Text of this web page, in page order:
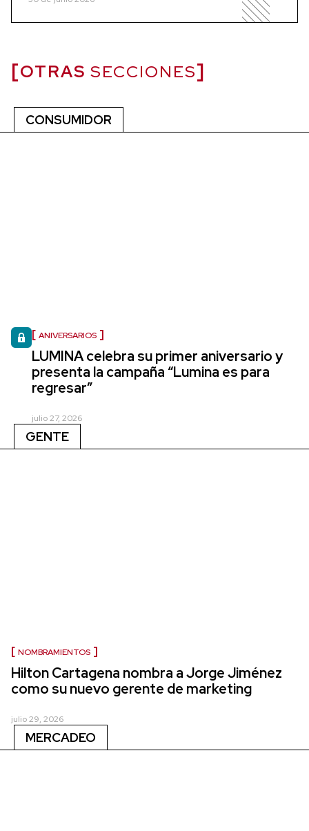
OTRAS SECCIONES
CONSUMIDOR
ANIVERSARIOS
LUMINA celebra su primer aniversario y
presenta la campaña “Lumina es para
regresar”
julio 27, 2026
GENTE
NOMBRAMIENTOS
Hilton Cartagena nombra a Jorge Jiménez
como su nuevo gerente de marketing
julio 29, 2026
MERCADEO